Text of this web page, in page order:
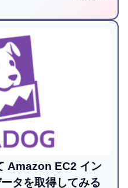
Amazon EC2 イン
タを取得してみる